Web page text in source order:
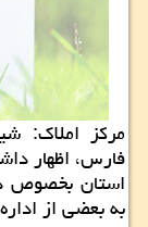
مركز املاك:
فارس، اظهار
استان بخصوص
به بعضی از